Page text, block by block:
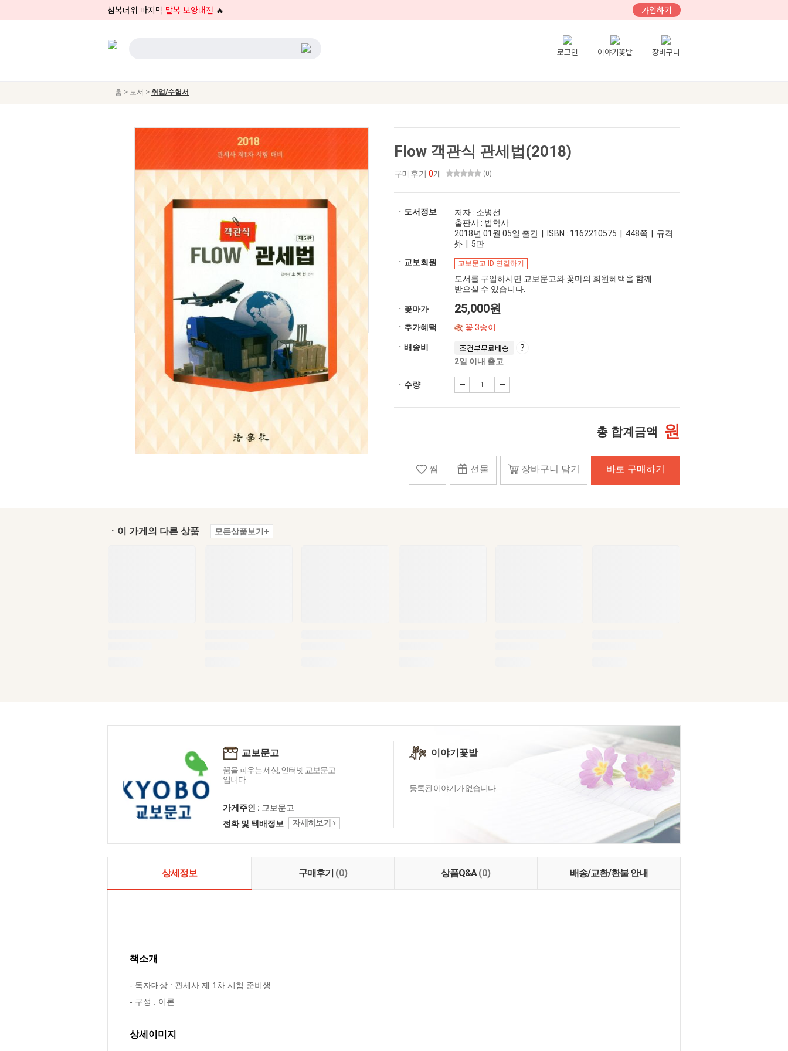
삼복더위 마지막 말복 보양대전 🔥 가입하기
로그인 이야기꽃밭 장바구니
홈 > 도서 > 취업/수험서
Flow 객관식 관세법(2018)
구매후기 0개 (0)
ㆍ도서정보
저자 : 소병선
출판사 : 법학사
2018년 01월 05일 출간 | ISBN : 1162210575 | 448쪽 | 규격
外 | 5판
ㆍ교보회원
교보문고 ID 연결하기
도서를 구입하시면 교보문고와 꽃마의 회원혜택을 함께
받으실 수 있습니다.
ㆍ꽃마가 25,000원
ㆍ추가혜택 꽃 3송이
ㆍ배송비 조건부무료배송
2일 이내 출고
ㆍ수량
총 합계금액 원
찜 선물 장바구니 담기 바로 구매하기
ㆍ이 가게의 다른 상품 모든상품보기+
교보문고
꿈을 피우는 세상, 인터넷 교보문고
입니다.
가게주인 : 교보문고
전화 및 택배정보
이야기꽃밭
등록된 이야기가 없습니다.
상세정보 구매후기 (0) 상품Q&A(0) 배송/교환/환불 안내
책소개
- 독자대상 : 관세사 제 1차 시험 준비생
- 구성 : 이론
상세이미지